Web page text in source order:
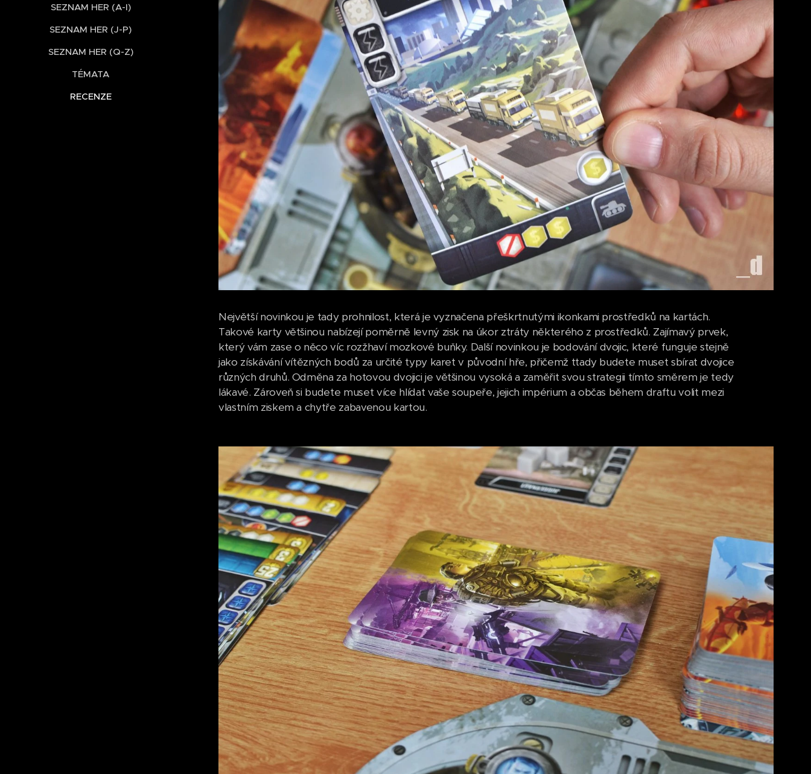
SEZNAM HER (A-I)
SEZNAM HER (J-P)
SEZNAM HER (Q-Z)
TÉMATA
RECENZE
Největší novinkou je tady prohnilost, která je vyznačena přeškrtnutými ikonkami prostředků na kartách.
Takové karty většinou nabízejí poměrně levný zisk na úkor ztráty některého z prostředků. Zajímavý prvek,
který vám zase o něco víc rozžhaví mozkové buňky. Další novinkou je bodování dvojic, které funguje stejně
jako získávání vítězných bodů za určité typy karet v původní hře, přičemž ttady budete muset sbírat dvojice
různých druhů. Odměna za hotovou dvojici je většinou vysoká a zaměřit svou strategii tímto směrem je tedy
lákavé. Zároveň si budete muset více hlídat vaše soupeře, jejich impérium a občas během draftu volit mezi
vlastním ziskem a chytře zabavenou kartou.